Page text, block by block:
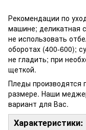
Рекомендации по
машине; деликатная
не использовать
оборотах (400-600);
не гладить; при
щеткой.
Пледы производятся
размере. Наши
вариант для Вас.
Характеристики: